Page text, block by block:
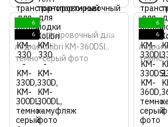
6
6
6
6